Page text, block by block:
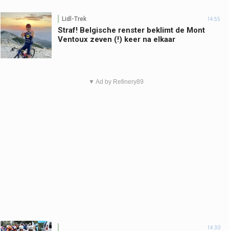
Lidl-Trek 14:55
Straf! Belgische renster beklimt de Mont
Ventoux zeven (!) keer na elkaar
▼ Ad by Refinery89
14:30